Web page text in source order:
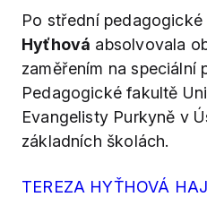
Po střední pedagogické
Hyťhová absolvovala
zaměřením na speciální
Pedagogické fakultě
Evangelisty Purkyně v
základních školách.
TEREZA HYŤHOVÁ